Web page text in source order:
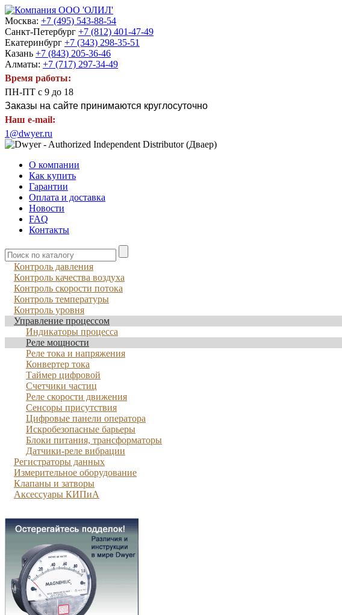
Москва: +7 (495) 543-88-54
Санкт-Петербург +7 (812) 401-47-49
Екатеринбург +7 (343) 298-35-51
Казань +7 (843) 205-36-46
Алматы: +7 (717) 297-34-49
Время работы:
ПН-ПТ с 9 до 18
Заказы на сайте принимаются круглосуточно
Наш e-mail:
1@dwyer.ru
О компании
Как купить
Гарантии
Оплата и доставка
Новости
FAQ
Контакты
Контроль давления
Контроль качества воздуха
Контроль скорости потока
Контроль температуры
Контроль уровня
Управление процессом
Индикаторы процесса
Реле мощности
Реле тока и напряжения
Конвертер тока
Таймер цифровой
Счетчики частиц
Реле скорости движения
Сенсоры присутствия
Цифровые панели оператора
Искробезопасные барьеры
Блоки питания, трансформаторы
Датчики-реле вибрации
Регистраторы данных
Измерительное оборудование
Клапаны и затворы
Аксессуары КИПиА